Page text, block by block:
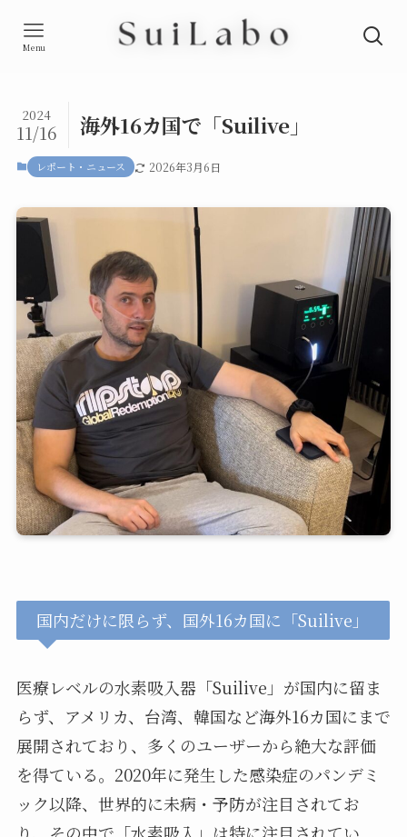
Menu
海外16カ国で「Suilive」
2024
11/16
レポート・ニュース 2026年3月6日
国内だけに限らず、国外16カ国に「Suilive」
医療レベルの水素吸入器「Suilive」が国内に留ま
らず、アメリカ、台湾、韓国など海外16カ国にまで
展開されており、多くのユーザーから絶大な評価
を得ている。2020年に発生した感染症のパンデミ
ック以降、世界的に未病・予防が注目されてお
り、その中で「水素吸入」は特に注目されてい